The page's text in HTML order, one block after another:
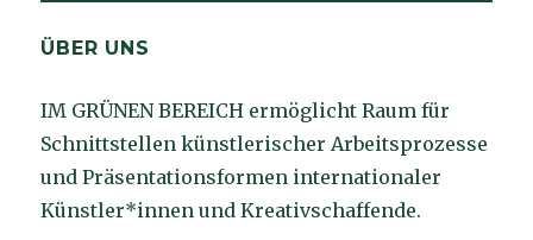
ÜBER UNS
IM GRÜNEN BEREICH ermöglicht Raum für
Schnittstellen künstlerischer Arbeitsprozesse
und Präsentationsformen internationaler
Künstler*innen und Kreativschaffende.